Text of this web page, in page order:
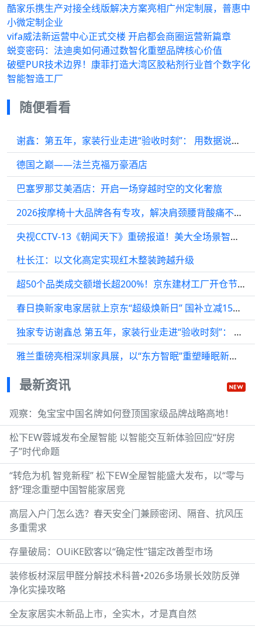
酷家乐携生产对接全线版解决方案亮相广州定制展，普惠中
小微定制企业
vifa威法新运营中心正式交楼 开启都会商圈运营新篇章
蜕变密码：法迪奥如何通过数智化重塑品牌核心价值
破壁PUR技术边界！康菲打造大湾区胶粘剂行业首个数字化
智能智造工厂
随便看看
谢鑫：第五年，家装行业走进“验收时刻”： 用数据说话，让工地“素颜”出镜
德国之巅——法兰克福万豪酒店
巴塞罗那艾美酒店：开启一场穿越时空的文化奢旅
2026按摩椅十大品牌各有专攻，解决肩颈腰背酸痛不踩坑
央视CCTV-13《朝闻天下》重磅报道！美大全场景智慧厨房，引领AI烹饪新变革
杜长江：以文化高定实现红木整装跨越升级
超50个品类成交额增长超200%！京东建材工厂开仓节点燃家装焕新热潮
春日换新家电家居就上京东“超级焕新日” 国补立减15%农村也能送到家
独家专访谢鑫总 第五年，家装行业走进“验收时刻”： 用数据说话，让工地“素颜”出镜
雅兰重磅亮相深圳家具展，以“东方智眠”重塑睡眠新范式
最新资讯
观察：兔宝宝中国名牌如何登顶国家级品牌战略高地！
松下EW蓉城发布全屋智能 以智能交互新体验回应“好房
子”时代命题
“转危为机 智竞新程” 松下EW全屋智能盛大发布，以“零与
舒”理念重塑中国智能家居竞
高层入户门怎么选？春天安全门兼顾密闭、隔音、抗风压
多重需求
存量破局：OUiKE欧客以“确定性”锚定改善型市场
装修板材深层甲醛分解技术科普•2026多场景长效防反弹
净化实操攻略
全友家居实木新品上市，全实木，才是真自然